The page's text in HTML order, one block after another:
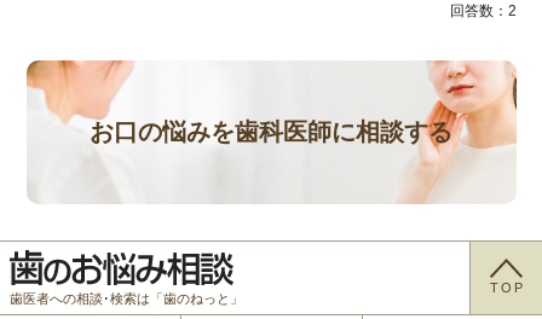
回答数： 2
お口の悩みを歯科医師に相談する
歯医者への相談･検索は「歯のねっと」
TOP